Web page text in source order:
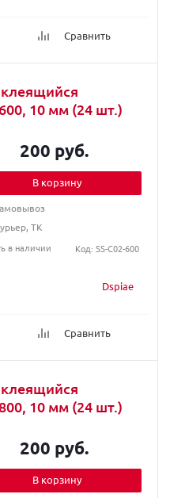
Сравнить
10 мм (24 шт.)
Dspiae
Сравнить
200 руб.
В корзину
ТК
в наличии
Код: SS-C02-600
10 мм (24 шт.)
200 руб.
В корзину